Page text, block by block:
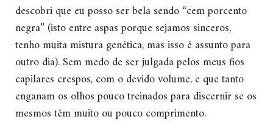
descobri que eu posso ser bela sendo “cem porcento
negra” (isto entre aspas porque sejamos sinceros,
tenho muita mistura genética, mas isso é assunto para
outro dia). Sem medo de ser julgada pelos meus fios
capilares crespos, com o devido volume, e que tanto
enganam os olhos pouco treinados para discernir se os
mesmos têm muito ou pouco comprimento.